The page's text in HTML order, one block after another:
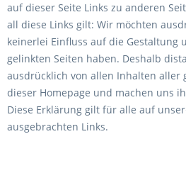
auf dieser Seite Links zu anderen
all diese Links gilt: Wir möchten
keinerlei Einfluss auf die Gestaltung
gelinkten Seiten haben. Deshalb
ausdrücklich von allen Inhalten aller
dieser Homepage und machen uns
Diese Erklärung gilt für alle auf
ausgebrachten Links.